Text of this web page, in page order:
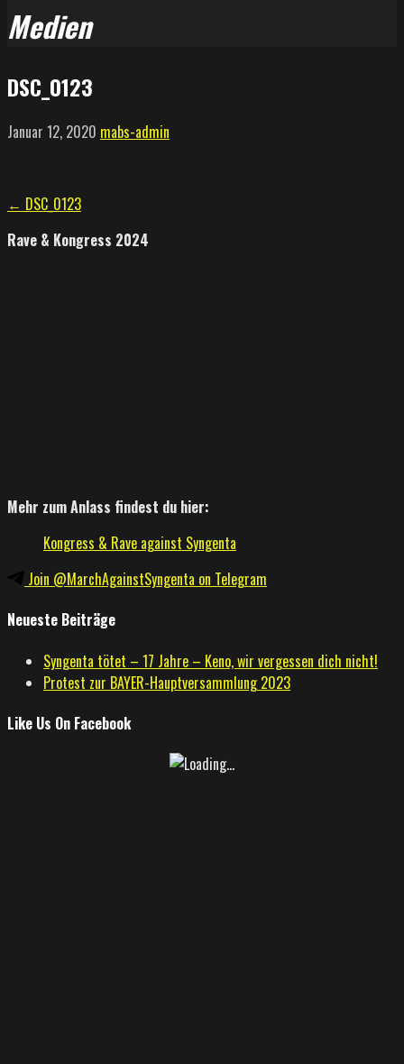
Medien
DSC_0123
Januar 12, 2020 mabs-admin
Beitragsnavigation
← DSC_0123
Rave & Kongress 2024
Mehr zum Anlass findest du hier:
Kongress & Rave against Syngenta
Join @MarchAgainstSyngenta on Telegram
Neueste Beiträge
Syngenta tötet – 17 Jahre – Keno, wir vergessen dich nicht!
Protest zur BAYER-Hauptversammlung 2023
Like Us On Facebook